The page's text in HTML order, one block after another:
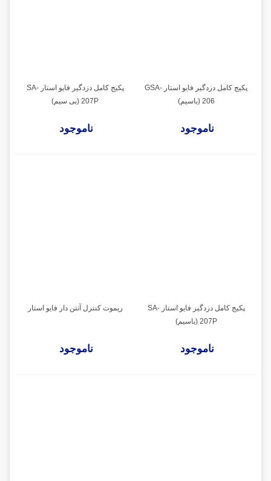
پکیج کامل دزدگیر فایو استار GSA-
206 (باسیم)
ناموجود
پکیج کامل دزدگیر فایو استار SA-
207P (بی سیم)
ناموجود
پکیج کامل دزدگیر فایو استار SA-
207P (باسیم)
ناموجود
ریموت کنترل آنتن دار فایو استار
ناموجود